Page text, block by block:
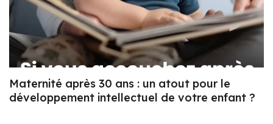
Maternité après 30 ans : un atout pour le
développement intellectuel de votre enfant ?